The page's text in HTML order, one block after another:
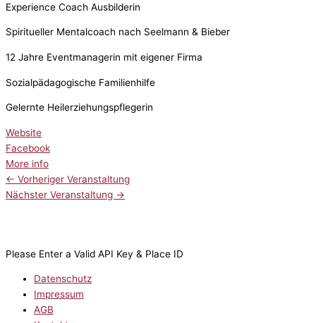
Experience Coach Ausbilderin
Spiritueller Mentalcoach nach Seelmann & Bieber
12 Jahre Eventmanagerin mit eigener Firma
Sozialpädagogische Familienhilfe
Gelernte Heilerziehungspflegerin
Website
Facebook
More info
← Vorheriger Veranstaltung
Nächster Veranstaltung →
Please Enter a Valid API Key & Place ID
Datenschutz
Impressum
AGB